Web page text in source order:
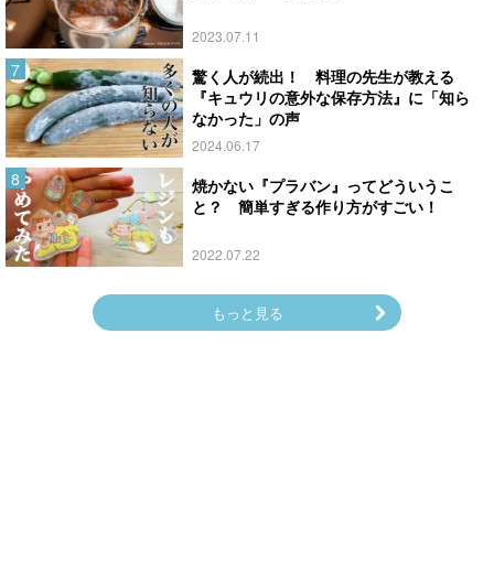
2023.07.11
驚く人が続出！ 料理の先生が教える
『キュウリの意外な保存方法』に「知ら
なかった」の声
2024.06.17
焼かない『プラバン』ってどういうこ
と？ 簡単すぎる作り方がすごい！
2022.07.22
もっと見る